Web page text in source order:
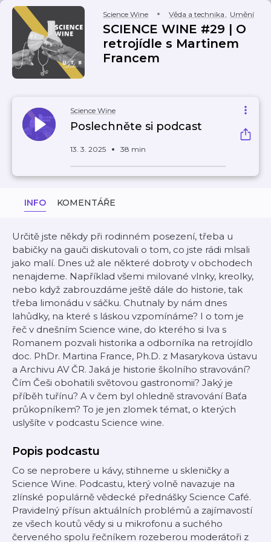
Science Wine Věda a technika, Umění
SCIENCE WINE #29 | O
retrojídle s Martinem
Francem
Science Wine
Poslechněte si podcast
13. 3. 2025 38 min
INFO KOMENTÁŘE
Určitě jste někdy při rodinném posezení, třeba u
babičky na gauči diskutovali o tom, co jste rádi mlsali
jako malí. Dnes už ale některé dobroty v obchodech
nenajdeme. Například všemi milované vlnky, kreolky,
nebo když zabrouzdáme ještě dále do historie, tak
třeba limonádu v sáčku. Chutnaly by nám dnes
lahůdky, na které s láskou vzpomínáme? I o tom je
řeč v dnešním Science wine, do kterého si Iva s
Romanem pozvali historika a odborníka na retrojídlo
doc. PhDr. Martina France, Ph.D. z Masarykova ústavu
a Archivu AV ČR. Jaká je historie školního stravování?
Čím Češi obohatili světovou gastronomii? Jaký je
příběh tuřínu? A v čem byl ohledně stravování Baťa
průkopníkem? To je jen zlomek témat, o kterých
uslyšíte v podcastu Science wine.
Popis podcastu
Co se neprobere u kávy, stihneme u skleničky a
Science Wine. Podcastu, který volně navazuje na
zlínské populárně vědecké přednášky Science Café.
Pravidelný přísun aktuálních problémů a zajímavostí
ze všech koutů vědy si u mikrofonu a suchého
červeného spolu řečníkem rozeberou moderátoři z